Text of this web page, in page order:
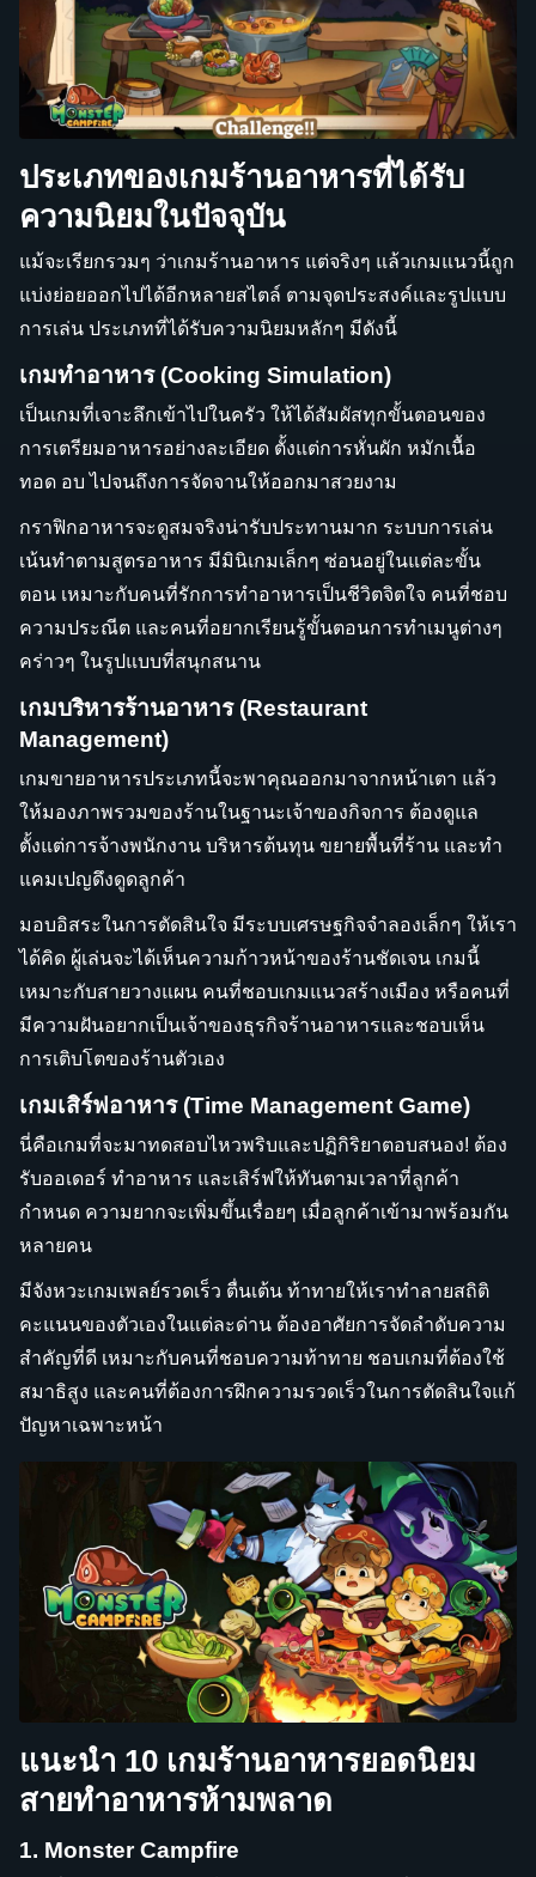
ประเภทของเกมร้านอาหารที่ได้รับ
ความนิยมในปัจจุบัน
แม้จะเรียกรวมๆ ว่าเกมร้านอาหาร แต่จริงๆ แล้วเกมแนวนี้ถูก
แบ่งย่อยออกไปได้อีกหลายสไตล์ ตามจุดประสงค์และรูปแบบ
การเล่น ประเภทที่ได้รับความนิยมหลักๆ มีดังนี้
เกมทำอาหาร (Cooking Simulation)
เป็นเกมที่เจาะลึกเข้าไปในครัว ให้ได้สัมผัสทุกขั้นตอนของ
การเตรียมอาหารอย่างละเอียด ตั้งแต่การหั่นผัก หมักเนื้อ
ทอด อบ ไปจนถึงการจัดจานให้ออกมาสวยงาม
กราฟิกอาหารจะดูสมจริงน่ารับประทานมาก ระบบการเล่น
เน้นทำตามสูตรอาหาร มีมินิเกมเล็กๆ ซ่อนอยู่ในแต่ละขั้น
ตอน เหมาะกับคนที่รักการทำอาหารเป็นชีวิตจิตใจ คนที่ชอบ
ความประณีต และคนที่อยากเรียนรู้ขั้นตอนการทำเมนูต่างๆ
คร่าวๆ ในรูปแบบที่สนุกสนาน
เกมบริหารร้านอาหาร (Restaurant
Management)
เกมขายอาหารประเภทนี้จะพาคุณออกมาจากหน้าเตา แล้ว
ให้มองภาพรวมของร้านในฐานะเจ้าของกิจการ ต้องดูแล
ตั้งแต่การจ้างพนักงาน บริหารต้นทุน ขยายพื้นที่ร้าน และทำ
แคมเปญดึงดูดลูกค้า
มอบอิสระในการตัดสินใจ มีระบบเศรษฐกิจจำลองเล็กๆ ให้เรา
ได้คิด ผู้เล่นจะได้เห็นความก้าวหน้าของร้านชัดเจน เกมนี้
เหมาะกับสายวางแผน คนที่ชอบเกมแนวสร้างเมือง หรือคนที่
มีความฝันอยากเป็นเจ้าของธุรกิจร้านอาหารและชอบเห็น
การเติบโตของร้านตัวเอง
เกมเสิร์ฟอาหาร (Time Management Game)
นี่คือเกมที่จะมาทดสอบไหวพริบและปฏิกิริยาตอบสนอง! ต้อง
รับออเดอร์ ทำอาหาร และเสิร์ฟให้ทันตามเวลาที่ลูกค้า
กำหนด ความยากจะเพิ่มขึ้นเรื่อยๆ เมื่อลูกค้าเข้ามาพร้อมกัน
หลายคน
มีจังหวะเกมเพลย์รวดเร็ว ตื่นเต้น ท้าทายให้เราทำลายสถิติ
คะแนนของตัวเองในแต่ละด่าน ต้องอาศัยการจัดลำดับความ
สำคัญที่ดี เหมาะกับคนที่ชอบความท้าทาย ชอบเกมที่ต้องใช้
สมาธิสูง และคนที่ต้องการฝึกความรวดเร็วในการตัดสินใจแก้
ปัญหาเฉพาะหน้า
แนะนำ 10 เกมร้านอาหารยอดนิยม
สายทำอาหารห้ามพลาด
1. Monster Campfire